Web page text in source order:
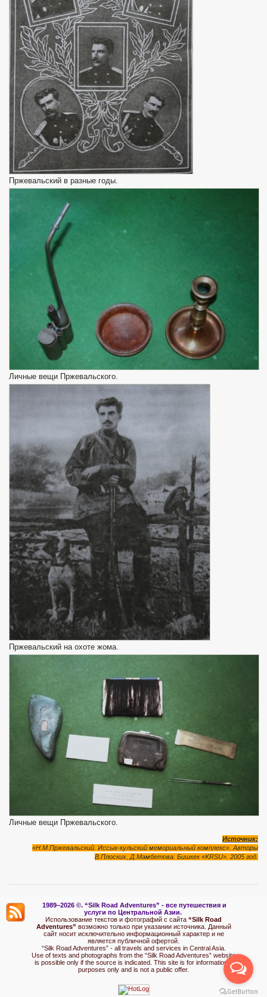
Пржевальский в разные годы.
Личные вещи Пржевальского.
Пржевальский на охоте жома.
Личные вещи Пржевальского.
Источник:
«Н.М.Пржевальский. Иссык-кульский мемориальный комплекс». Авторы
В.Плоских, Д.Мамбетова. Бишкек «KRSU». 2005 год.
1989–2026 ©. “Silk Road Adventures” - все путешествия и
услуги по Центральной Азии.
Использование текстов и фотографий с сайта “Silk Road
Adventures” возможно только при указании источника. Данный
сайт носит исключительно информационный характер и не
является публичной офертой.
“Silk Road Adventures” - all travels and services in Central Asia.
Use of texts and photographs from the “Silk Road Adventures” website
is possible only if the source is indicated. This site is for informational
purposes only and is not a public offer.